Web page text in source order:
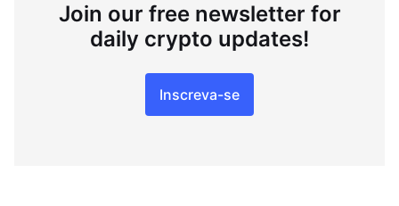
Join our free newsletter for
daily crypto updates!
Inscreva-se